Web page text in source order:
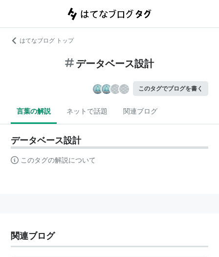
はてなブログ トップ
データベース設計
このタグでブログを書く
言葉の解説 ネットで話題 関連ブログ
データベース設計
このタグの解説について
関連ブログ